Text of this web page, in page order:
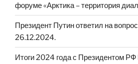
форуме «Арктика – территория
Президент Путин ответил на
26.12.2024.
Итоги 2024 года с Президентом